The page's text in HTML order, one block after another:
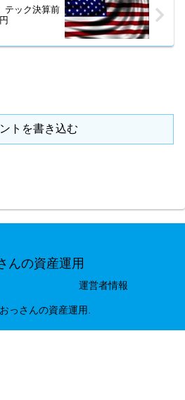
テック決算前
トを書き込む
んの資産運用
運営者情報
っさんの資産運用.